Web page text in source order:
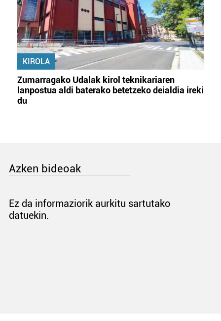
KIROLA
Zumarragako Udalak kirol teknikariaren
lanpostua aldi baterako betetzeko deialdia ireki
du
Azken bideoak
Ez da informaziorik aurkitu sartutako
datuekin.